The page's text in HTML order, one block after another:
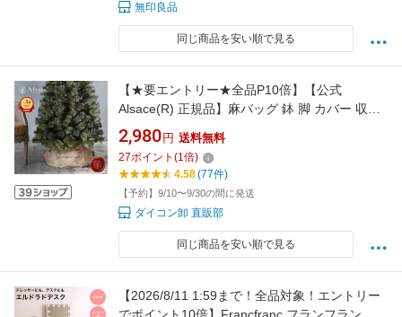
無印良品
同じ商品を安い順で見る
【★要エントリー★全品P10倍】【公式
Alsace(R) 正規品】麻バッグ 鉢 脚 カバー 収納
ボックス スタンドカバー オシャレ クリスマス
ツリー アルザス 北欧 クリスマス ツリー スカー
ト シンプル 大きい クリスマス 足元隠し 足元カ
バー 脚元 飾り オーナメント 柊
2,980 円 送料無料
27ポイント (1倍)
4.58(77件)
【予約】9/10〜9/30の間に発送
ダイコン卸 直販部
同じ商品を安い順で見る
【2026/8/11 1:59まで！全品対象！エントリー